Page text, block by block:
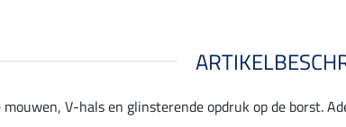
V-hals en glinsterende opdruk op de borst.